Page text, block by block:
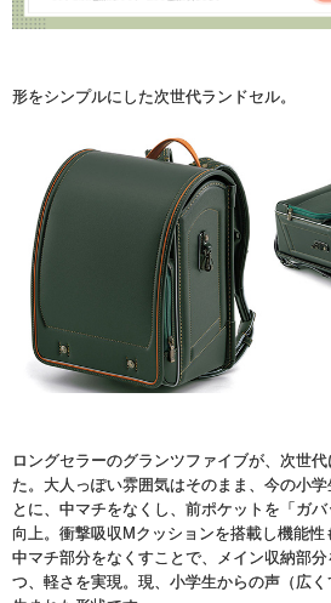
形をシンプルにした次世代ランドセル。
ロングセラーのグランツファイブが、次世
た。大人っぽい雰囲気はそのまま、今の小
とに、中マチをなくし、前ポケットを「ガ
向上。衝撃吸収Mクッションを搭載し機能性
中マチ部分をなくすことで、メイン収納部
つ、軽さを実現。現、小学生からの声（広